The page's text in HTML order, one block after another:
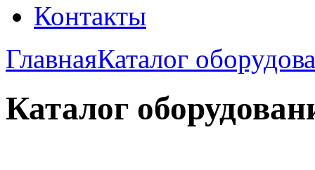
Контакты
ГлавнаяКаталог
Каталог